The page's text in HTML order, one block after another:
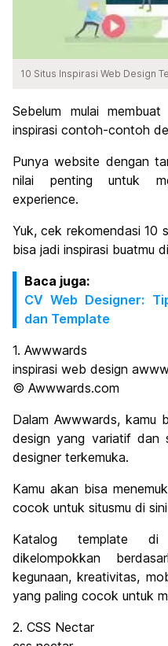
10 Situs Inspirasi Web Design
Sebelum mulai
inspirasi contoh-contoh
Punya website dengan
nilai penting untuk
experience.
Yuk, cek rekomendasi 10
bisa jadi inspirasi buatmu
Baca juga:
CV Web Designer:
dan Template
1. Awwwards
inspirasi web design
© Awwwards.com
Dalam Awwwards, kamu
design yang variatif dan
designer terkemuka.
Kamu akan bisa
cocok untuk situsmu di
Katalog template di
dikelompokkan
kegunaan, kreativitas,
yang paling cocok untuk
2. CSS Nectar